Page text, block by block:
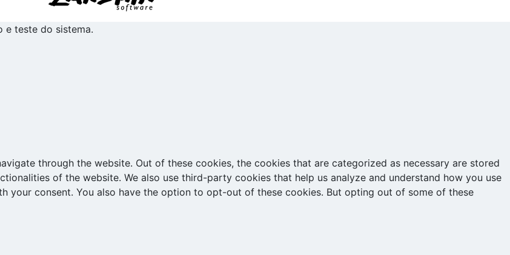
e teste do sistema.
through the website. Out of these cookies, the cookies that are categorized as necessary are stored
of the website. We also use third-party cookies that help us analyze and understand how you use
your consent. You also have the option to opt-out of these cookies. But opting out of some of these